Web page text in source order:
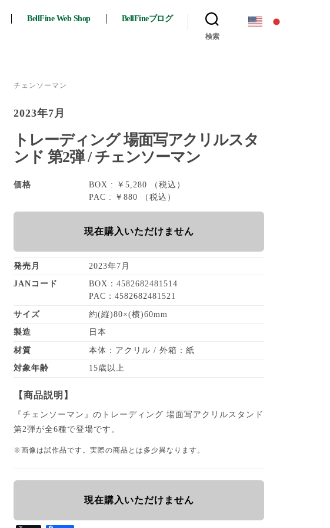
BellFine Web Shop BellFineブログ
検索
チェンソーマン
2023年7月
トレーディング 場面写アクリルスタ
ンド 第2弾 / チェンソーマン
価格
BOX : ￥5,280 （税込）
PAC : ￥880 （税込）
現在購入いただけません
発売月 2023年7月
JANコード
BOX：4582682481514
PAC：4582682481521
サイズ 約(縦)80×(横)60mm
製造 日本
材質 本体：アクリル / 外箱：紙
対象年齢 15歳以上
【商品説明】
『チェンソーマン』のトレーディング 場面写アクリルスタンド
第2弾が全6種で登場です。
※画像は試作品です。実際の商品とは多少異なります。
現在購入いただけません